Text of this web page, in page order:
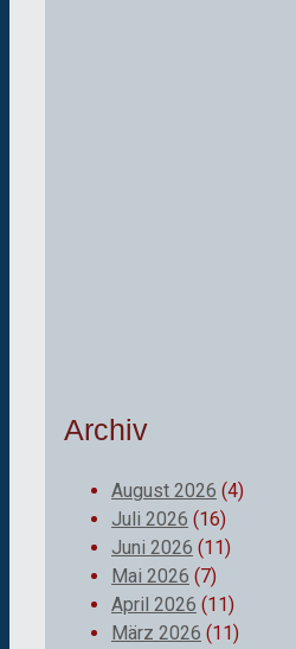
Archiv
August 2026 (4)
Juli 2026 (16)
Juni 2026 (11)
Mai 2026 (7)
April 2026 (11)
März 2026 (11)